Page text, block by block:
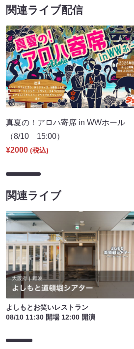
関連ライブ配信
真夏の！アロハ寄席 in WWホール
（8/10 15:00）
¥2000 (税込)
関連ライブ
よしもとお笑いレストラン
08/10 11:30 開場 12:00 開演